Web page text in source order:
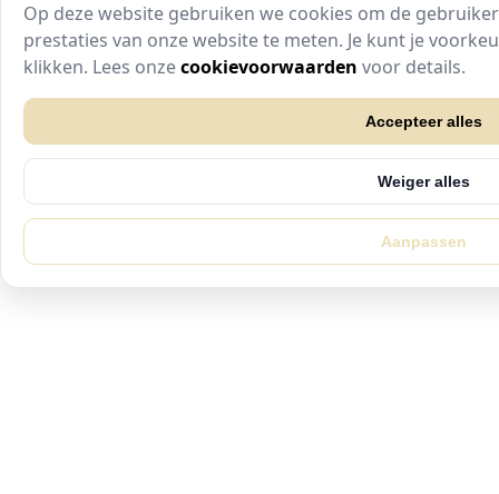
Op deze website gebruiken we cookies om de
prestaties van onze website te meten. Je kunt je
klikken. Lees onzecookievoorwaarden voor details.
Accepteer alles
Weiger alles
Aanpassen